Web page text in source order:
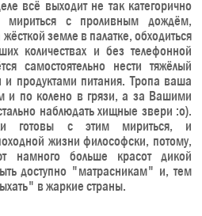
всё выходит не так категорично
с проливным дождём,
земле в палатке, обходиться
количествах и без телефонной
самостоятельно нести тяжёлый
продуктами питания. Тропа ваша
и по колено в грязи, а за Вашими
наблюдать хищные звери :o).
готовы с этим мириться, и
жизни философски, потому,
намного больше красот дикой
доступно "матрасникам" и, тем
в жаркие страны.